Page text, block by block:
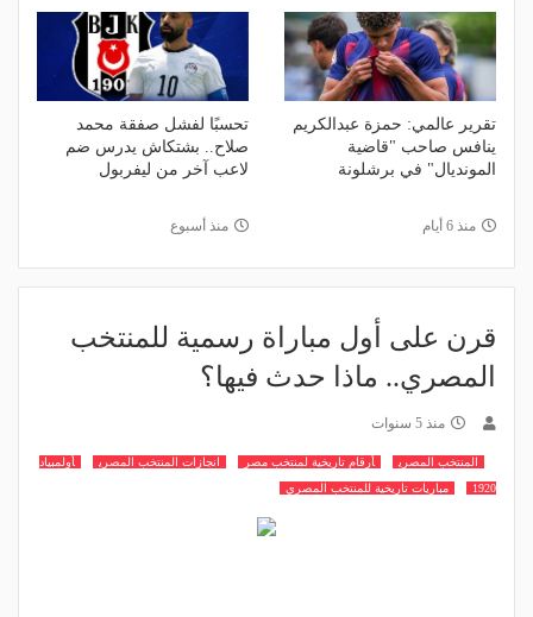
تقرير عالمي: حمزة عبدالكريم
ينافس صاحب "قاضية
المونديال" في برشلونة
منذ 6 أيام
تحسبًا لفشل صفقة محمد
صلاح.. بشتكاش يدرس ضم
لاعب آخر من ليفربول
منذ أسبوع
قرن على أول مباراة رسمية للمنتخب
المصري.. ماذا حدث فيها؟
منذ 5 سنوات
المنتخب المصري أرقام تاريخية لمنتخب مصر انجازات المنتخب المصري
أولمبياد
1920
مباريات تاريخية للمنتخب المصري